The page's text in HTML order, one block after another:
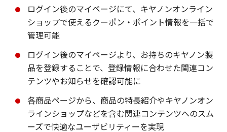
ログイン後のマイページにて、キヤノンオンライン
ショップで使えるクーポン・ポイント情報を一括で
管理可能
ログイン後のマイページより、お持ちのキヤノン製
品を登録することで、登録情報に合わせた関連コン
テンツやお知らせを確認可能に
各商品ページから、商品の特長紹介やキヤノンオン
ラインショップなどを含む関連コンテンツへのスム
ーズで快適なユーザビリティーを実現